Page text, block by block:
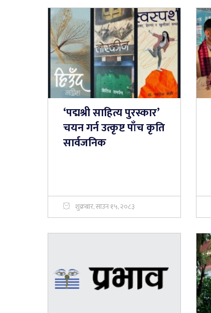
‘पद्मश्री साहित्य पुरस्कार’
चयन गर्न उत्कृष्ट पाँच कृति
सार्वजनिक
शुक्रबार, साउन १५, २०८३